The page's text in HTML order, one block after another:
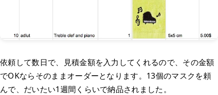
依頼して数日で、見積金額を入力してくれるので、その金額
でOKならそのままオーダーとなります。13個のマスクを頼
んで、だいたい1週間くらいで納品されました。